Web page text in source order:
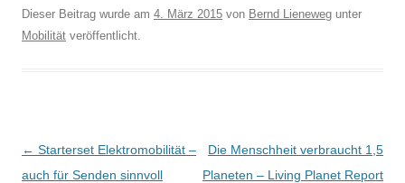
Dieser Beitrag wurde am 4. März 2015 von Bernd Lieneweg unter
Mobilität veröffentlicht.
B
e
← Starterset Elektromobilität –
auch für Senden sinnvoll
Die Menschheit verbraucht 1,5
Planeten – Living Planet Report